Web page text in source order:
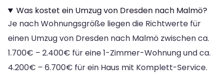
Was kostet ein Umzug von Dresden nach Malmö?
Je nach Wohnungsgröße liegen die Richtwerte für
einen Umzug von Dresden nach Malmö zwischen ca.
1.700€ – 2.400€ für eine 1-Zimmer-Wohnung und ca.
4.200€ – 6.700€ für ein Haus mit Komplett-Service.